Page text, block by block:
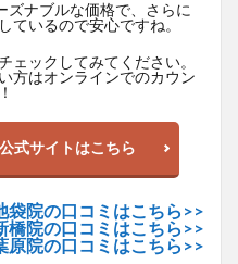
ズナブルな価格で、さらに
ているので安心ですね。
ェックしてみてください。
方はオンラインでのカウン
式サイトはこちら
院の口コミはこちら>>
院の口コミはこちら>>
院の口コミはこちら>>